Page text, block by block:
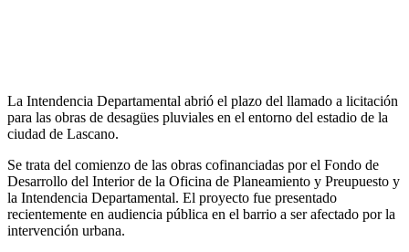
La Intendencia Departamental abrió el plazo del llamado a licitación
para las obras de desagües pluviales en el entorno del estadio de la
ciudad de Lascano.
Se trata del comienzo de las obras cofinanciadas por el Fondo de
Desarrollo del Interior de la Oficina de Planeamiento y Preupuesto y
la Intendencia Departamental. El proyecto fue presentado
recientemente en audiencia pública en el barrio a ser afectado por la
intervención urbana.